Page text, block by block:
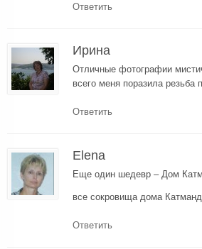
Ответить
Ирина
Отличные фотографии
всего меня поразила резьба
Ответить
Elena
Еще один шедевр – Дом
все сокровища дома
Ответить